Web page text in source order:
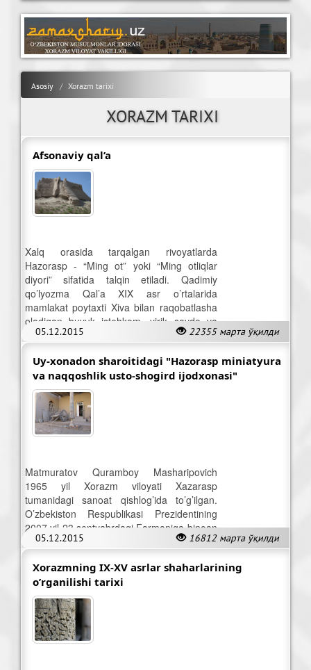
Asosiy Xorazm tarixi
XORAZM TARIXI
Afsonaviy qal’a
05.12.2015 22355 марта ўқилди
Xalq orasida tarqalgan rivoyatlarda
Hazorasp - “Ming ot” yoki “Ming otliqlar
diyori” sifatida talqin etiladi. Qadimiy
qo’lyozma Qal’a XIX asr o’rtalarida
mamlakat poytaxti Xiva bilan raqobatlasha
oladigan buyuk istehkom, yirik savdo va
madaniy markaz darajasiga ko’tarila olgan.
Uy-xonadon sharoitidagi "Hazorasp miniatyura
va naqqoshlik usto-shogird ijodxonasi"
05.12.2015 16812 марта ўқилди
Matmuratov Quramboy Masharipovich
1965 yil Xorazm viloyati Xazarasp
tumanidagi sanoat qishlog’ida to’g’ilgan.
O’zbekiston Respublikasi Prezidentining
2007 yil 23 sentyabrdagi Farmoniga binoan
“DO’STLIK” ordeni bilan mukofotlangan.
Xorazmning IX-XV asrlar shaharlarining
o’rganilishi tarixi